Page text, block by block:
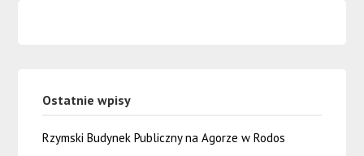
Ostatnie wpisy
Rzymski Budynek Publiczny na Agorze w Rodos